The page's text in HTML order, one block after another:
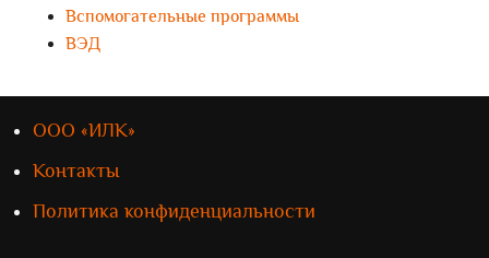
Вспомогательные программы
ВЭД
ООО «ИЛК»
Контакты
Политика конфиденциальности